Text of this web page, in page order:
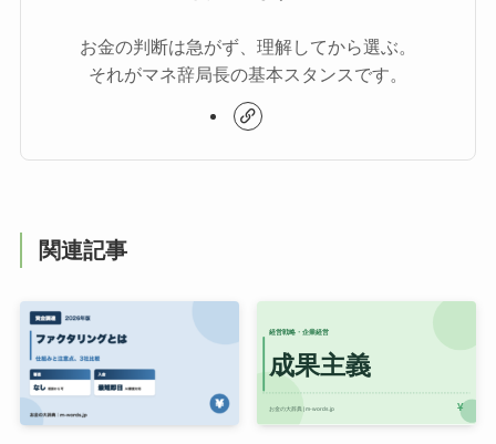
お金の判断は急がず、理解してから選ぶ。
それがマネ辞局長の基本スタンスです。
関連記事